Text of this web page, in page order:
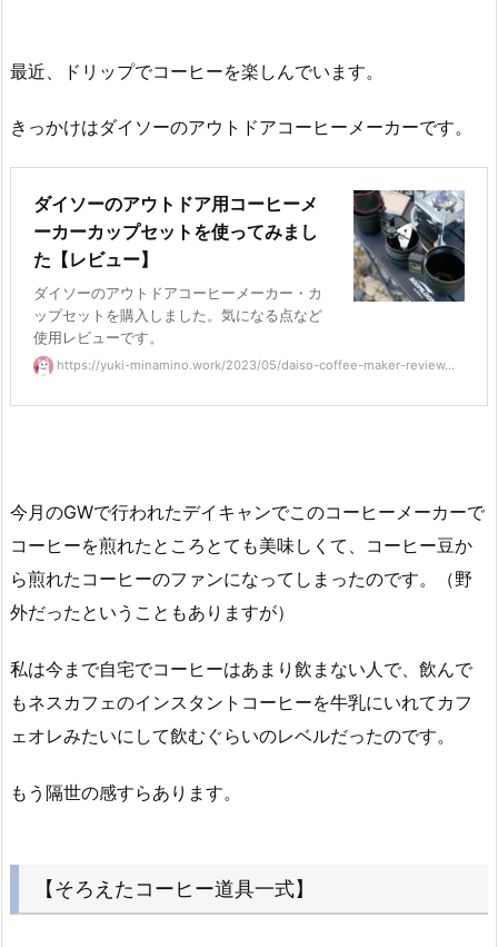
最近、ドリップでコーヒーを楽しんでいます。
きっかけはダイソーのアウトドアコーヒーメーカーです。
ダイソーのアウトドア用コーヒーメ
ーカーカップセットを使ってみまし
た【レビュー】
ダイソーのアウトドアコーヒーメーカー・カ
ップセットを購入しました。気になる点など
使用レビューです。
https://yuki-minamino.work/2023/05/daiso-coffee-maker-review...
今月のGWで行われたデイキャンでこのコーヒーメーカーで
コーヒーを煎れたところとても美味しくて、コーヒー豆か
ら煎れたコーヒーのファンになってしまったのです。（野
外だったということもありますが）
私は今まで自宅でコーヒーはあまり飲まない人で、飲んで
もネスカフェのインスタントコーヒーを牛乳にいれてカフ
ェオレみたいにして飲むぐらいのレベルだったのです。
もう隔世の感すらあります。
【そろえたコーヒー道具一式】